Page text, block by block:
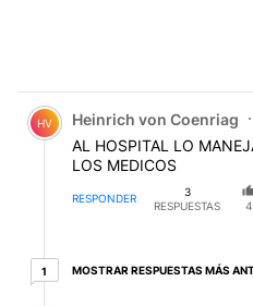
Comentario de Heinrich von
HV Heinrich von Coenriag
AL HOSPITAL LO
LOS MEDICOS
RESPONDER
3
RESPUESTAS
4
11 respuesta más antiguas
MOSTRAR RESPUESTAS MÁS